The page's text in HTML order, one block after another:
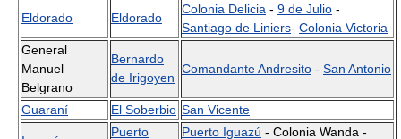
Eldorado Eldorado
Colonia Delicia - 9 de Julio -
Santiago de Liniers- Colonia Victoria
General
Manuel
Belgrano
Bernardo
de Irigoyen
Comandante Andresito - San Antonio
Guaraní El Soberbio San Vicente
Puerto
Puerto Iguazú - Colonia Wanda -